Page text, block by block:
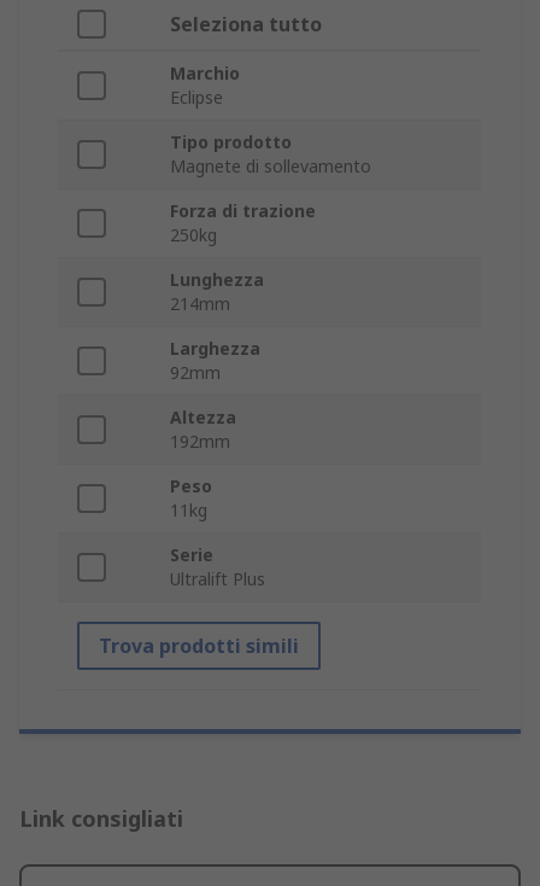
Seleziona tutto
Marchio
Eclipse
Tipo prodotto
Magnete di sollevamento
Forza di trazione
250kg
Lunghezza
214mm
Larghezza
92mm
Altezza
192mm
Peso
11kg
Serie
Ultralift Plus
Trova prodotti simili
Link consigliati